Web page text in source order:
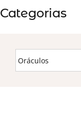
Categorias